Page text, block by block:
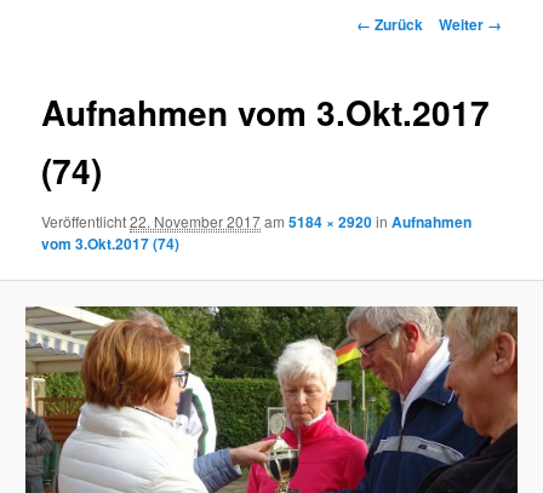
Bilder-
← Zurück Weiter →
Aufnahmen vom 3.Okt.2017
(74)
Veröffentlicht22. November 2017am5184 × 2920inAufnahmen
vom 3.Okt.2017 (74)